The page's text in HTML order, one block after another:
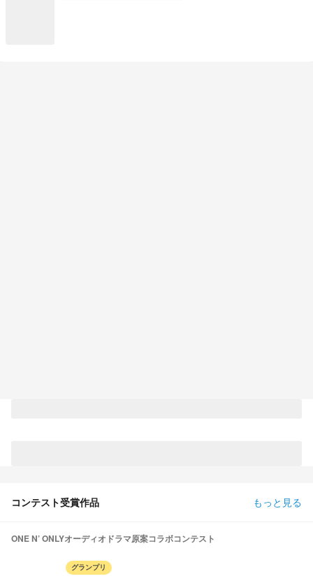
コンテスト受賞作品 もっと見る
ONE N’ ONLYオーディオドラマ原案コラボコンテスト
グランプリ